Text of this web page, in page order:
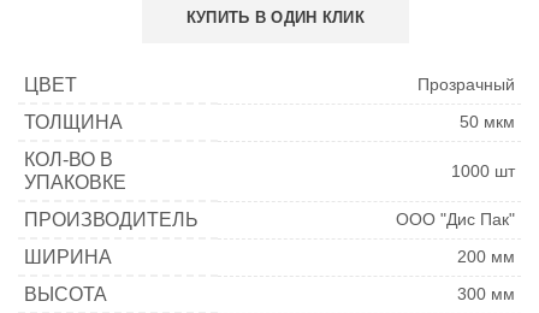
КУПИТЬ В ОДИН КЛИК
ЦВЕТ Прозрачный
ТОЛЩИНА 50 мкм
КОЛ-ВО В
УПАКОВКЕ
1000 шт
ПРОИЗВОДИТЕЛЬ ООО "Дис Пак"
ШИРИНА 200 мм
ВЫСОТА 300 мм